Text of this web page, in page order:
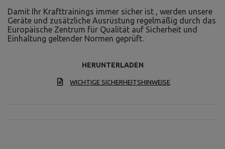
Damit Ihr Krafttrainings immer sicher ist , werden unsere
Geräte und zusätzliche Ausrüstung regelmäßig durch das
Europäische Zentrum für Qualität auf Sicherheit und
Einhaltung geltender Normen geprüft.
HERUNTERLADEN
WICHTIGE SICHERHEITSHINWEISE